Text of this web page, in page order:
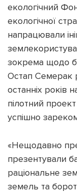
екологічний
екологічної
напрацювали
зокрема щодо
Остап Семерак
останніх років
пілотний
успішно
«Нещодавно
презентували
раціональне
земель та